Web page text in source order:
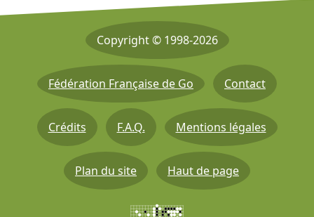
Copyright © 1998-2026
Fédération Française de Go Contact
Crédits F.A.Q. Mentions légales
Plan du site Haut de page